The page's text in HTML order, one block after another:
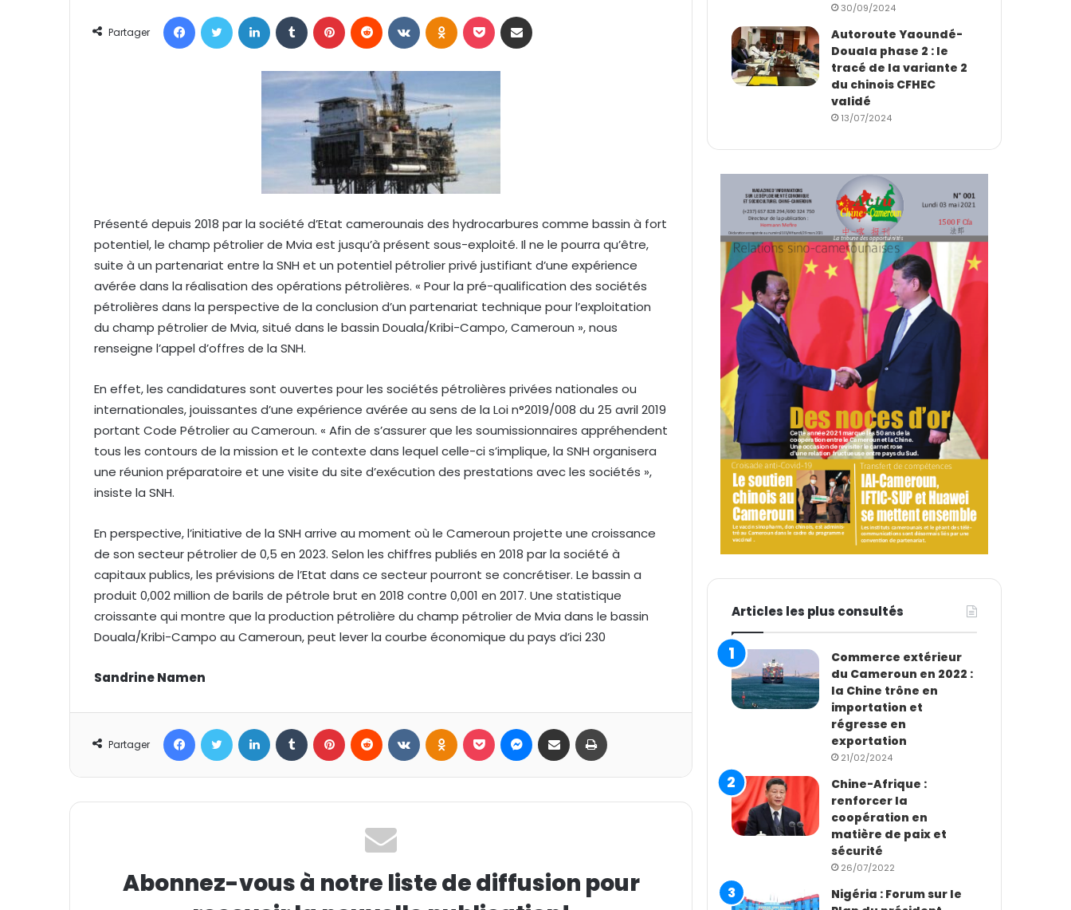
y
u
n
Partager
Présenté depuis 2018 par la société d’Etat camerounais des hydrocarbures comme bassin à fort
potentiel, le champ pétrolier de Mvia est jusqu’à présent sous-exploité. Il ne le pourra qu’être,
suite à un partenariat entre la SNH et un potentiel pétrolier privé justifiant d’une expérience
avérée dans la réalisation des opérations pétrolières. « Pour la pré-qualification des sociétés
pétrolières dans la perspective de la conclusion d’un partenariat technique pour l’exploitation
du champ pétrolier de Mvia, situé dans le bassin Douala/Kribi-Campo, Cameroun », nous
renseigne l’appel d’offres de la SNH.
En effet, les candidatures sont ouvertes pour les sociétés pétrolières privées nationales ou
internationales, jouissantes d’une expérience avérée au sens de la Loi n°2019/008 du 25 avril 2019
portant Code Pétrolier au Cameroun. « Afin de s’assurer que les soumissionnaires appréhendent
tous les contours de la mission et le contexte dans lequel celle-ci s’implique, la SNH organisera
une réunion préparatoire et une visite du site d’exécution des prestations avec les sociétés »,
insiste la SNH.
En perspective, l’initiative de la SNH arrive au moment où le Cameroun projette une croissance
de son secteur pétrolier de 0,5 en 2023. Selon les chiffres publiés en 2018 par la société à
capitaux publics, les prévisions de l’Etat dans ce secteur pourront se concrétiser. Le bassin a
produit 0,002 million de barils de pétrole brut en 2018 contre 0,001 en 2017. Une statistique
croissante qui montre que la production pétrolière du champ pétrolier de Mvia dans le bassin
Douala/Kribi-Campo au Cameroun, peut lever la courbe économique du pays d’ici 230
Sandrine Namen
Partager
Abonnez-vous à notre liste de diffusion pour
30/09/2024
Autoroute Yaoundé-
Douala phase 2 : le
tracé de la variante 2
du chinois CFHEC
validé
13/07/2024
Articles les plus consultés
Commerce extérieur
du Cameroun en 2022 :
la Chine trône en
importation et
régresse en
exportation
21/02/2024
Chine-Afrique :
renforcer la
coopération en
matière de paix et
sécurité
26/07/2022
Nigéria : Forum sur le